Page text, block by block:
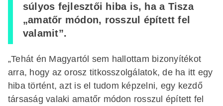
súlyos fejlesztői hiba is, ha a Tisza
„amatőr módon, rosszul épített fel
valamit”.
„Tehát én Magyartól sem hallottam bizonyítékot
arra, hogy az orosz titkosszolgálatok, de ha itt egy
hiba történt, azt is el tudom képzelni, egy kezdő
társaság valaki amatőr módon rosszul épített fel